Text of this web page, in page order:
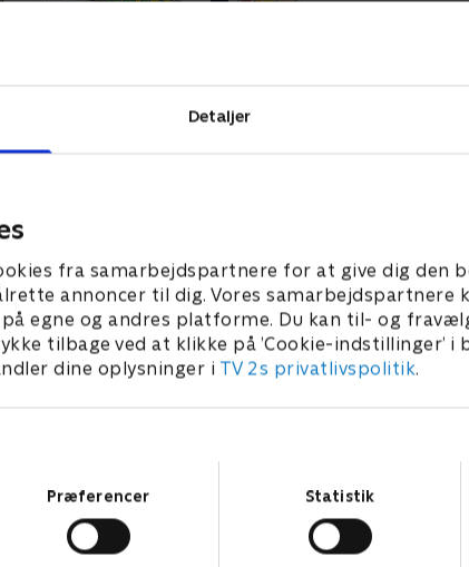
Detaljer
fra samarbejdspartnere for at give dig den
annoncer til dig. Vores samarbejdspartnere
egne og andres platforme. Du kan til- og
tilbage ved at klikke på ’Cookie-indstillinger’ i
dine oplysninger i TV 2s privatlivspolitik.
Præferencer Statistik
efter en frivillig,
pletten. Palle er
ned. Derfor må han ind
Miniteve: Udeleg